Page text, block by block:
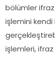
bölümler ifraz
işlemini kendi
işlemleri,